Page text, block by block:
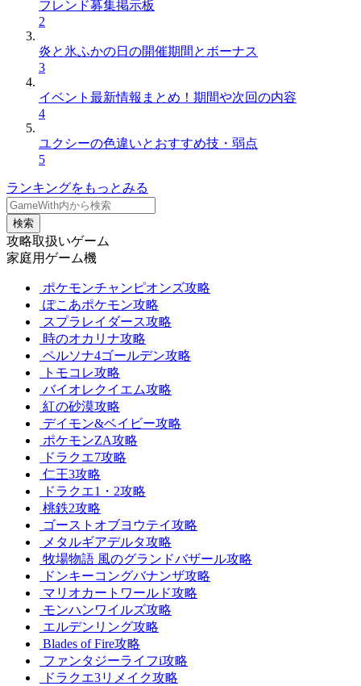
フレンド募集掲示板
2
炎と氷ふかの日の開催期間とボーナス
3
イベント最新情報まとめ！期間や次回の内容
4
ユクシーの色違いとおすすめ技・弱点
5
ランキングをもっとみる
検索
攻略取扱いゲーム
家庭用ゲーム機
ポケモンチャンピオンズ攻略
ぽこあポケモン攻略
スプラレイダース攻略
時のオカリナ攻略
ペルソナ4ゴールデン攻略
トモコレ攻略
バイオレクイエム攻略
紅の砂漠攻略
デイモン&ベイビー攻略
ポケモンZA攻略
ドラクエ7攻略
仁王3攻略
ドラクエ1・2攻略
桃鉄2攻略
ゴーストオブヨウテイ攻略
メタルギアデルタ攻略
牧場物語 風のグランドバザール攻略
ドンキーコングバナンザ攻略
マリオカートワールド攻略
モンハンワイルズ攻略
エルデンリング攻略
Blades of Fire攻略
ファンタジーライフi攻略
ドラクエ3リメイク攻略